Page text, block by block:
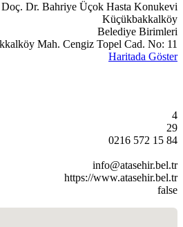
Doç. Dr. Bahriye Üçok Hasta Konukevi
Küçükbakkalköy
Belediye Birimleri
Mah. Cengiz Topel Cad. No: 11
Haritada Göster
4
29
0216 572 15 84
info@atasehir.bel.tr
https://www.atasehir.bel.tr
false